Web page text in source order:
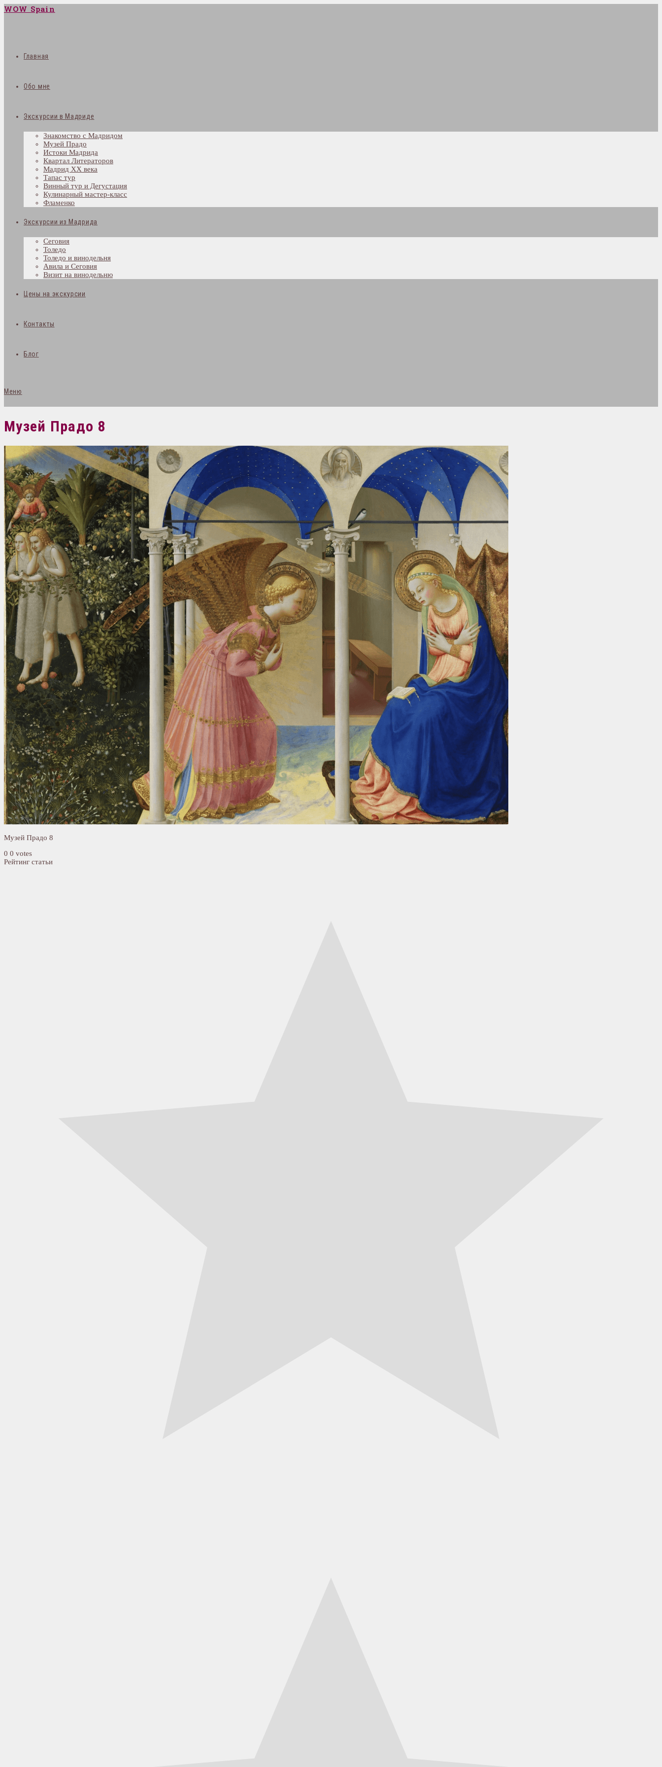
WOW Spain
Главная
Обо мне
Экскурсии в Мадриде
Знакомство с Мадридом
Музей Прадо
Истоки Мадрида
Квартал Литераторов
Мадрид XX века
Тапас тур
Винный тур и Дегустация
Кулинарный мастер-класс
Фламенко
Экскурсии из Мадрида
Сеговия
Толедо
Толедо и винодельня
Авила и Сеговия
Визит на винодельню
Цены на экскурсии
Контакты
Блог
Меню
Музей Прадо 8
Музей Прадо 8
0 0 votes
Рейтинг статьи